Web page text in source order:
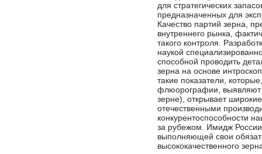
для стратегических
предназначенных для
Качество партий зерна,
внутреннего рынка,
такого контроля.
наукой
способной проводить
зерна на основе
такие показатели,
флюорографии, выявляют
зерне), открывает
отечественными
конкурентоспособности
за рубежом. Имидж
выполняющей свои
высококачественного